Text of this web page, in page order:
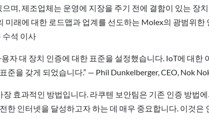
며, 제조업체는 운영에 지장을 주기 전에 결함이 있는 장
래에 대한 로드맵과 업계를 선도하는 Molex의 광범위
수석 이사
자 대 장치 인증에 대한 표준을 설정했습니다. IoT에 대한
을 갖게 되었습니다.” — Phil Dunkelberger, CEO, Nok
효과적인 방법입니다. 라쿠텐 보안팀은 기존 인증 방법
한 인터넷을 달성하고자 하는 데 매우 중요합니다. 이것은